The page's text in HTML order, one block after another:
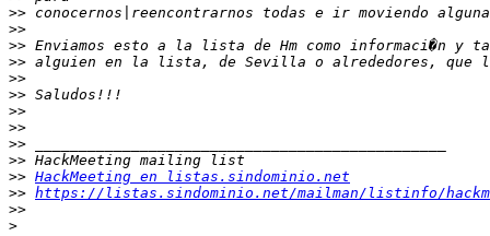
>>
>>
>>
>>
>>
>>
>>
>>
>>
>>
>> HackMeeting en listas.sindominio.net
>> https://listas.sindominio.net/mailman/listinfo/
>>
>